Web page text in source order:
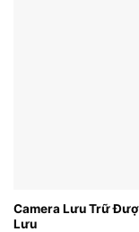
Camera Lưu Trữ
Lưu